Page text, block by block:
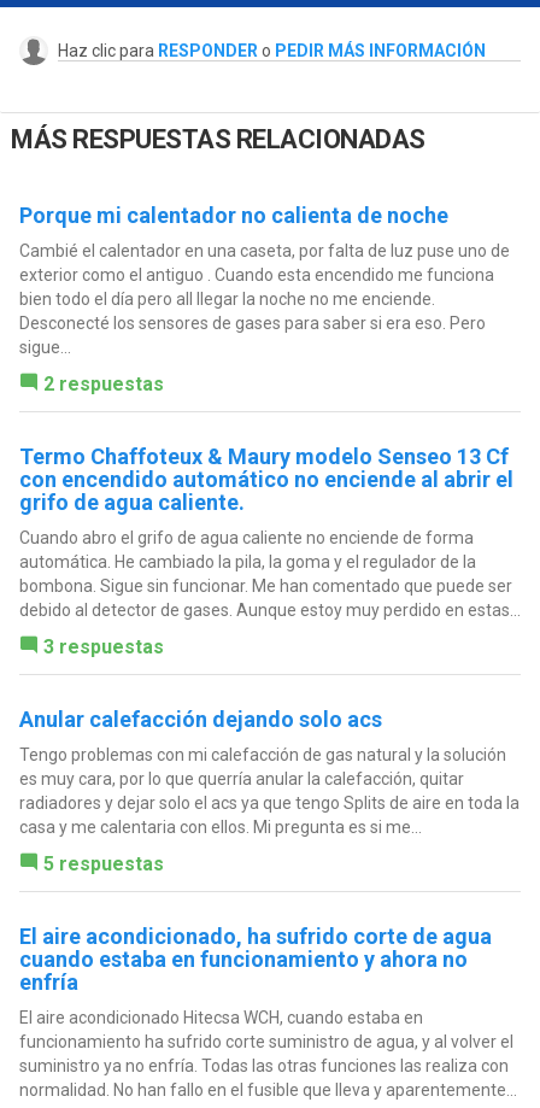
Haz clic para RESPONDER o PEDIR MÁS INFORMACIÓN
MÁS RESPUESTAS RELACIONADAS
Porque mi calentador no calienta de noche
Cambié el calentador en una caseta, por falta de luz puse uno de
exterior como el antiguo . Cuando esta encendido me funciona
bien todo el día pero all llegar la noche no me enciende.
Desconecté los sensores de gases para saber si era eso. Pero
sigue...
2 respuestas
Termo Chaffoteux & Maury modelo Senseo 13 Cf
con encendido automático no enciende al abrir el
grifo de agua caliente.
Cuando abro el grifo de agua caliente no enciende de forma
automática. He cambiado la pila, la goma y el regulador de la
bombona. Sigue sin funcionar. Me han comentado que puede ser
debido al detector de gases. Aunque estoy muy perdido en estas...
3 respuestas
Anular calefacción dejando solo acs
Tengo problemas con mi calefacción de gas natural y la solución
es muy cara, por lo que querría anular la calefacción, quitar
radiadores y dejar solo el acs ya que tengo Splits de aire en toda la
casa y me calentaria con ellos. Mi pregunta es si me...
5 respuestas
El aire acondicionado, ha sufrido corte de agua
cuando estaba en funcionamiento y ahora no
enfría
El aire acondicionado Hitecsa WCH, cuando estaba en
funcionamiento ha sufrido corte suministro de agua, y al volver el
suministro ya no enfría. Todas las otras funciones las realiza con
normalidad. No han fallo en el fusible que lleva y aparentemente...